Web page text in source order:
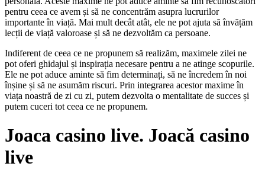
pentru ceea ce avem și să ne concentrăm asupra lucrurilor
importante în viață. Mai mult decât atât, ele ne pot ajuta să învățăm
lecții de viață valoroase și să ne dezvoltăm ca persoane.
Indiferent de ceea ce ne propunem să realizăm, maximele zilei ne
pot oferi ghidajul și inspirația necesare pentru a ne atinge scopurile.
Ele ne pot aduce aminte să fim determinați, să ne încredem în noi
înșine și să ne asumăm riscuri. Prin integrarea acestor maxime în
viața noastră de zi cu zi, putem dezvolta o mentalitate de succes și
putem cuceri tot ceea ce ne propunem.
Joaca casino live. Joacă casino
live